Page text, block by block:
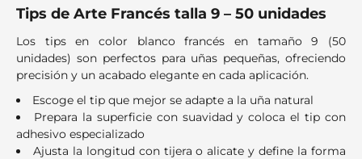
Tips de Arte Francés talla 9 – 50 unidades
Los tips en color blanco francés en tamaño 9 (50
unidades) son perfectos para uñas pequeñas, ofreciendo
precisión y un acabado elegante en cada aplicación.
Escoge el tip que mejor se adapte a la uña natural
Prepara la superficie con suavidad y coloca el tip con
adhesivo especializado
Ajusta la longitud con tijera o alicate y define la forma